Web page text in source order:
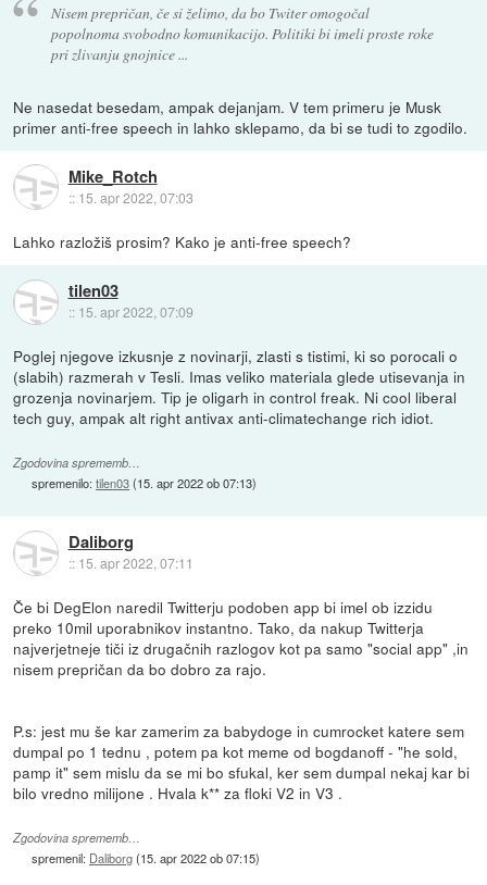
Nisem prepričan, če si želimo, da bo Twiter omogočal
popolnoma svobodno komunikacijo. Politiki bi imeli proste roke
pri zlivanju gnojnice ...
Ne nasedat besedam, ampak dejanjam. V tem primeru je Musk
primer anti-free speech in lahko sklepamo, da bi se tudi to zgodilo.
Mike_Rotch
:: 15. apr 2022, 07:03
Lahko razložiš prosim? Kako je anti-free speech?
tilen03
:: 15. apr 2022, 07:09
Poglej njegove izkusnje z novinarji, zlasti s tistimi, ki so porocali o
(slabih) razmerah v Tesli. Imas veliko materiala glede utisevanja in
grozenja novinarjem. Tip je oligarh in control freak. Ni cool liberal
tech guy, ampak alt right antivax anti-climatechange rich idiot.
Zgodovina sprememb…
spremenilo:tilen03(15. apr 2022 ob 07:13)
Daliborg
:: 15. apr 2022, 07:11
Če bi DegElon naredil Twitterju podoben app bi imel ob izzidu
preko 10mil uporabnikov instantno. Tako, da nakup Twitterja
najverjetneje tiči iz drugačnih razlogov kot pa samo "social app" ,in
nisem prepričan da bo dobro za rajo.
P.s: jest mu še kar zamerim za babydoge in cumrocket katere sem
dumpal po 1 tednu , potem pa kot meme od bogdanoff - "he sold,
pamp it" sem mislu da se mi bo sfukal, ker sem dumpal nekaj kar bi
bilo vredno milijone . Hvala k** za floki V2 in V3 .
Zgodovina sprememb…
spremenil: Daliborg(15. apr 2022 ob 07:15)